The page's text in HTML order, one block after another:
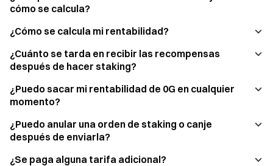
cómo se calcula?
¿Cómo se calcula mi rentabilidad?
¿Cuánto se tarda en recibir las recompensas
después de hacer staking?
¿Puedo sacar mi rentabilidad de 0G en cualquier
momento?
¿Puedo anular una orden de staking o canje
después de enviarla?
¿Se paga alguna tarifa adicional?